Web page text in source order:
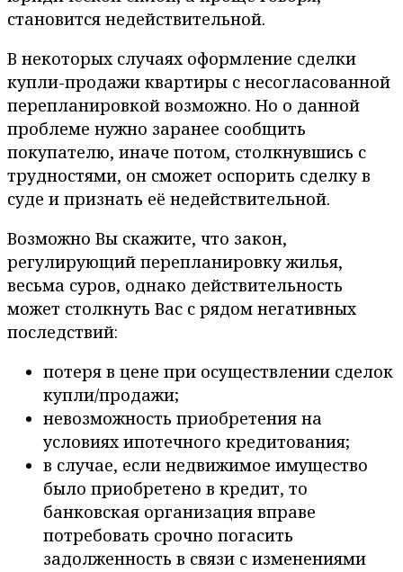
становится недействительной.
В некоторых случаях оформление сделки
купли-продажи квартиры с несогласованной
перепланировкой возможно. Но о данной
проблеме нужно заранее сообщить
покупателю, иначе потом, столкнувшись с
трудностями, он сможет оспорить сделку в
суде и признать её недействительной.
Возможно Вы скажите, что закон,
регулирующий перепланировку жилья,
весьма суров, однако действительность
может столкнуть Вас с рядом негативных
последствий:
потеря в цене при осуществлении сделок
купли/продажи;
невозможность приобретения на
условиях ипотечного кредитования;
в случае, если недвижимое имущество
было приобретено в кредит, то
банковская организация вправе
потребовать срочно погасить
задолженность в связи с изменениями